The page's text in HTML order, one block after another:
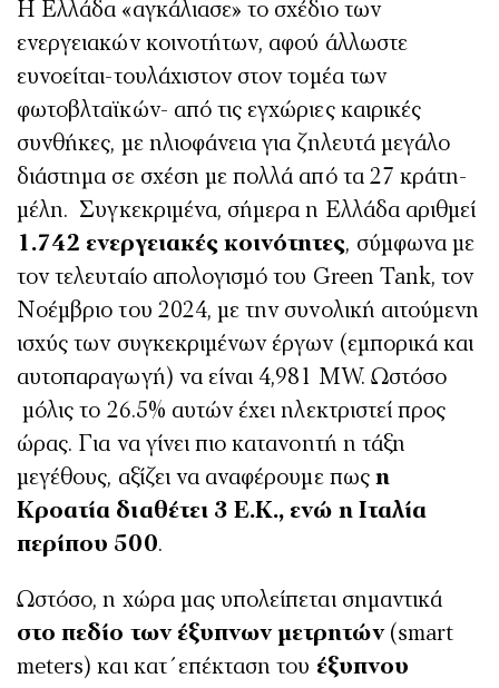
Η Ελλάδα «αγκάλιασε» το σχέδιο των
ενεργειακών κοινοτήτων, αφού άλλωστε
ευνοείται-τουλάχιστον στον τομέα των
φωτοβλταϊκών- από τις εγχώριες καιρικές
συνθήκες, με ηλιοφάνεια για ζηλευτά μεγάλο
διάστημα σε σχέση με πολλά από τα 27 κράτη-
μέλη. Συγκεκριμένα, σήμερα η Ελλάδα αριθμεί
1.742 ενεργειακές κοινότητες, σύμφωνα με
τον τελευταίο απολογισμό του Green Tank, τον
Νοέμβριο του 2024, με την συνολική αιτούμενη
ισχύς των συγκεκριμένων έργων (εμπορικά και
αυτοπαραγωγή) να είναι 4,981 MW. Ωστόσο
μόλις το 26.5% αυτών έχει ηλεκτριστεί προς
ώρας. Για να γίνει πιο κατανοητή η τάξη
μεγέθους, αξίζει να αναφέρουμε πως η
Κροατία διαθέτει 3 Ε.Κ., ενώ η Ιταλία
περίπου 500.
Ωστόσο, η χώρα μας υπολείπεται σημαντικά
στο πεδίο των έξυπνων μετρητών(smart
meters) και κατ΄επέκταση του έξυπνου